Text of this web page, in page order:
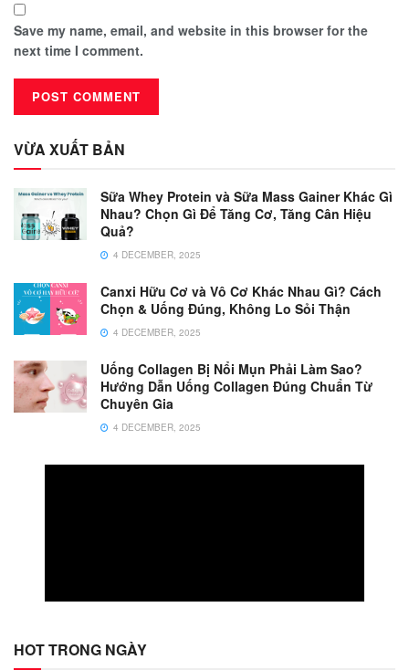
Save my name, email, and website in this browser for the
next time I comment.
VỪA XUẤT BẢN
Sữa Whey Protein và Sữa Mass Gainer Khác Gì
Nhau? Chọn Gì Để Tăng Cơ, Tăng Cân Hiệu
Quả?
4 DECEMBER, 2025
Canxi Hữu Cơ và Vô Cơ Khác Nhau Gì? Cách
Chọn & Uống Đúng, Không Lo Sỏi Thận
4 DECEMBER, 2025
Uống Collagen Bị Nổi Mụn Phải Làm Sao?
Hướng Dẫn Uống Collagen Đúng Chuẩn Từ
Chuyên Gia
4 DECEMBER, 2025
HOT TRONG NGÀY